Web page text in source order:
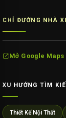
CHỈ ĐƯỜNG NHÀ
Mở Google Maps
XU HƯỚNG TÌM
Thiết Kế Nội Thất